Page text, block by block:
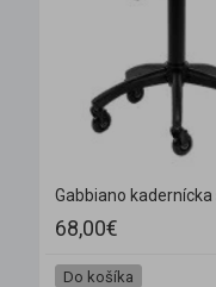
68,00€
Do košíka